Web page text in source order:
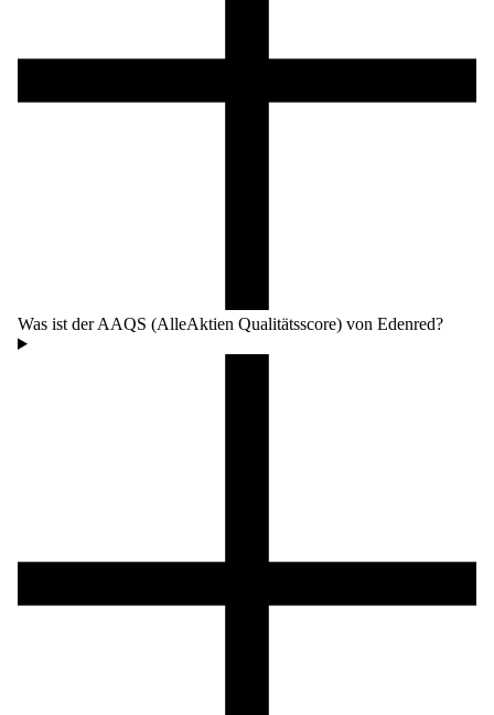
Was ist der AAQS (AlleAktien Qualitätsscore) von Edenred?